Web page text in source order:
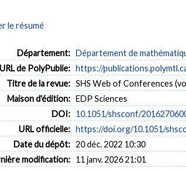
le résumé
to analyze the writing process were used
not previously treated, it is not made to be
data through a pre-treatment. The underlying
to demonstrate various automatic
Département: Département de
URL de PolyPublie: https://
Titre de la revue: SHS Web of Conferences
Maison d'édition: EDP Sciences
DOI: 10.1051/shsconf/
URL officielle: https://doi.org/10.1051/
Date du dépôt: 20 déc. 2022 10:30
modification: 11 janv. 2026 21:01